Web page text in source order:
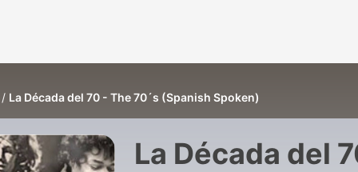
La Década del 70 - The 70´s (Spanish Spoken)
La Década del